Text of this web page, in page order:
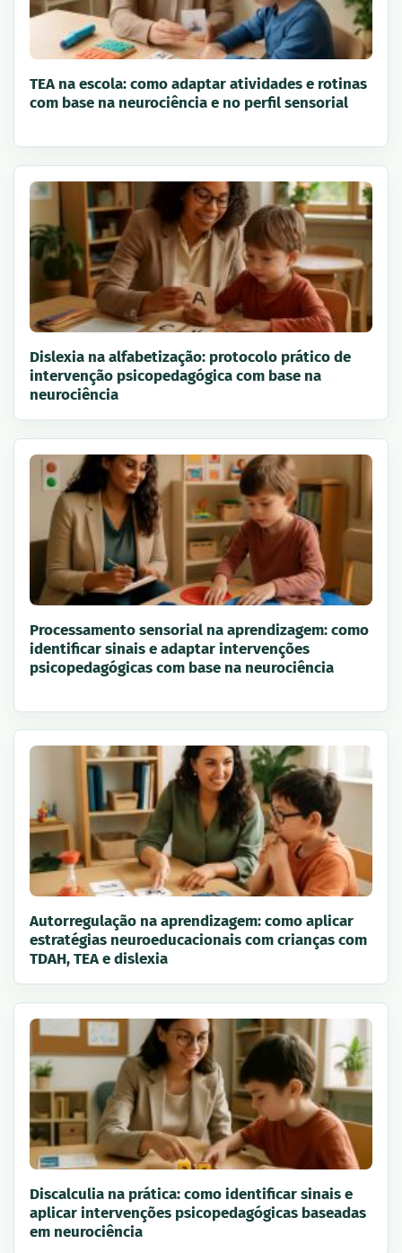
TEA na escola: como adaptar atividades e rotinas
com base na neurociência e no perfil sensorial
Dislexia na alfabetização: protocolo prático de
intervenção psicopedagógica com base na
neurociência
Processamento sensorial na aprendizagem: como
identificar sinais e adaptar intervenções
psicopedagógicas com base na neurociência
Autorregulação na aprendizagem: como aplicar
estratégias neuroeducacionais com crianças com
TDAH, TEA e dislexia
Discalculia na prática: como identificar sinais e
aplicar intervenções psicopedagógicas baseadas
em neurociência